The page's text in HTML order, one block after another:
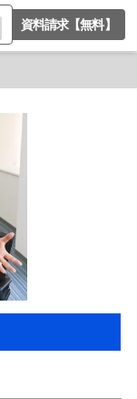
資料請求【無料】